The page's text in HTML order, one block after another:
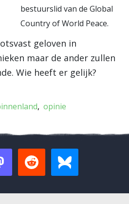
bestuurslid van de Global
Country of World Peace.
geloven in
maar de ander zullen
Wie heeft er gelijk?
opinie